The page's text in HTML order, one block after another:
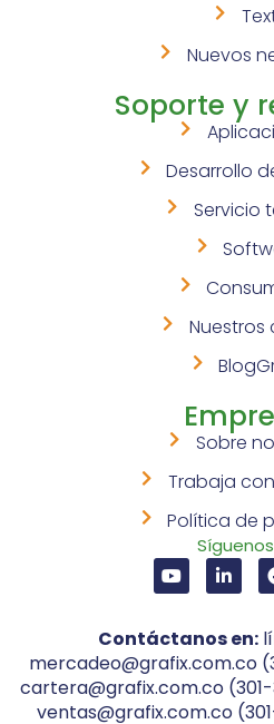
Nuevos
Soporte y
Desarrollo
Servicio
Nuestros
Sobre
Trabaja
Política de
Contáctanos en:
mercadeo@grafix.com.co
cartera@grafix.com.co
ventas@grafix.com.co